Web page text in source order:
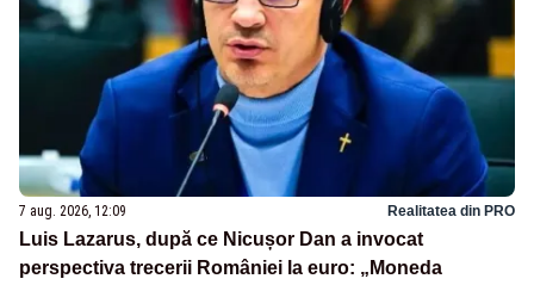
7 aug. 2026, 12:09 Realitatea din PRO
Luis Lazarus, după ce Nicușor Dan a invocat
perspectiva trecerii României la euro: „Moneda